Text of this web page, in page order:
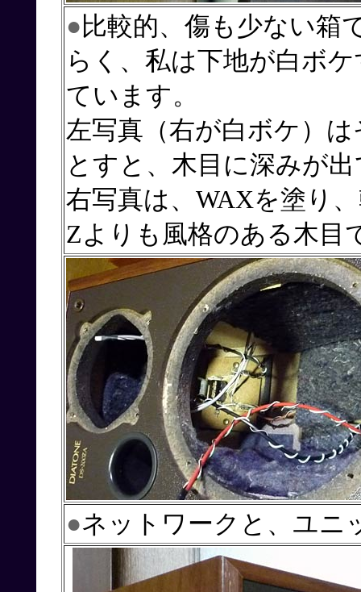
● 比較的、傷も少ない箱
らく、私は下地が白ボ
ています。
左写真（右が白ボケ）
とすと、木目に深みが
右写真は、WAXを塗り
Zよりも風格のある木目
●ネットワークと、ユニ